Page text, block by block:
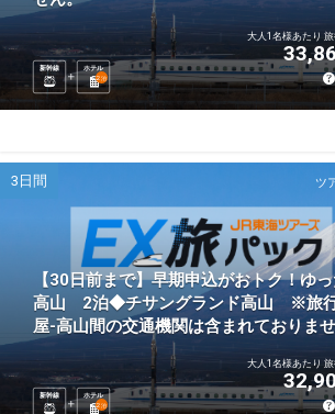
新幹線
ホテル
2泊
大人1名様あたり
ツ
3日間
【30日前まで】早期申込がおトク！ゆ
高山 2泊◆チサングランド高山 ※旅行
屋-高山間の交通機関は含まれておりませ
新幹線
ホテル
2泊
大人1名様あたり